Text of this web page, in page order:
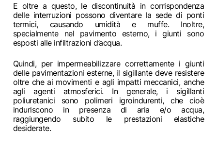
E oltre a questo, le discontinuità in corrispondenza
delle interruzioni possono diventare la sede di ponti
termici, causando umidità e muffe. Inoltre,
specialmente nel pavimento esterno, i giunti sono
esposti alle infiltrazioni d’acqua.
Quindi, per impermeabilizzare correttamente i giunti
delle pavimentazioni esterne, il sigillante deve resistere
oltre che ai movimenti e agli impatti meccanici, anche
agli agenti atmosferici. In generale, i sigillanti
poliuretanici sono polimeri igroindurenti, che cioè
induriscono in presenza di aria e/o acqua,
raggiungendo subito le prestazioni elastiche
desiderate.